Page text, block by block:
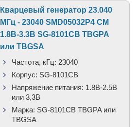
Кварцевый генератор 23.040
МГц - 23040 SMD05032P4 CM
1.8В-3.3В SG-8101CB TBGPA
или TBGSA
Частота, кГц: 23040
Корпус: SG-8101CB
Напряжение питания: 1.8В-2.5B
или 3,3B
Марка: SG-8101CB TBGPA или
TBGSA